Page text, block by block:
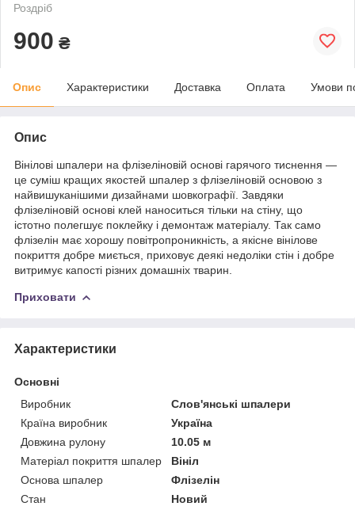
Роздріб
900 ₴
Опис Характеристики Доставка Оплата Умови
Опис
Вінілові шпалери на флізеліновій основі гарячого тиснення —
це суміш кращих якостей шпалер з флізеліновій основою з
найвишуканішими дизайнами шовкографії. Завдяки
флізеліновій основі клей наноситься тільки на стіну, що
істотно полегшує поклейку і демонтаж матеріалу. Так само
флізелін має хорошу повітропроникність, а якісне вінілове
покриття добре миється, приховує деякі недоліки стін і добре
витримує капості різних домашніх тварин.
Приховати
Характеристики
Основні
Виробник
Слов'янські шпалери
Країна виробник
Україна
Довжина рулону
10.05 м
Матеріал покриття шпалер
Вініл
Основа шпалер
Флізелін
Стан
Новий